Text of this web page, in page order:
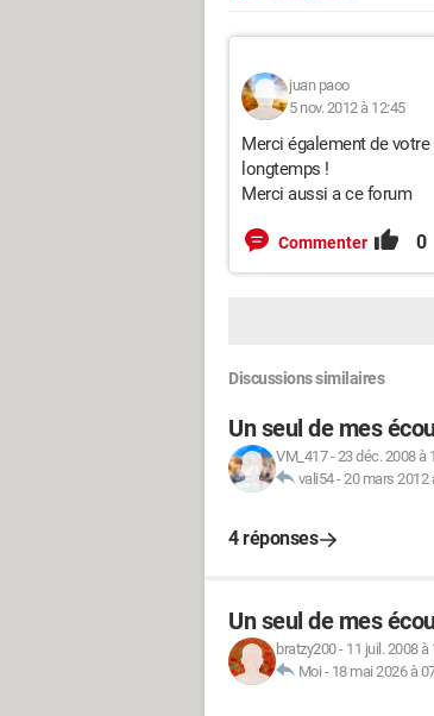
juan paoo
5 nov. 2012 à 12:45
Merci également de
longtemps !
Merci aussi a ce forum
Commenter 0
Discussions similaires
Un seul de mes
VM_417-23 déc. 2008 à
vali54-20 mars 2012
4 réponses
Un seul de mes
bratzy200- 11 juil. 2008 à
Moi - 18 mai 2026 à